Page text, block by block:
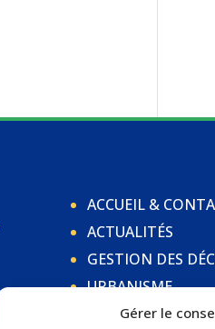
Gérer le
ACCUEIL &
ACTUALITÉS
GESTION DES
URBANISME